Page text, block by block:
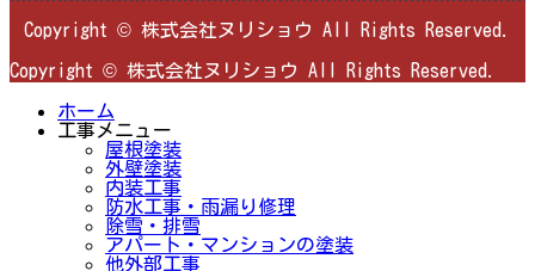
Copyright © 株式会社ヌリショウ All Rights Reserved.
Copyright © 株式会社ヌリショウ All Rights Reserved.
ホーム
工事メニュー
屋根塗装
外壁塗装
内装工事
防水工事・雨漏り修理
除雪・排雪
アパート・マンションの塗装
他外部工事